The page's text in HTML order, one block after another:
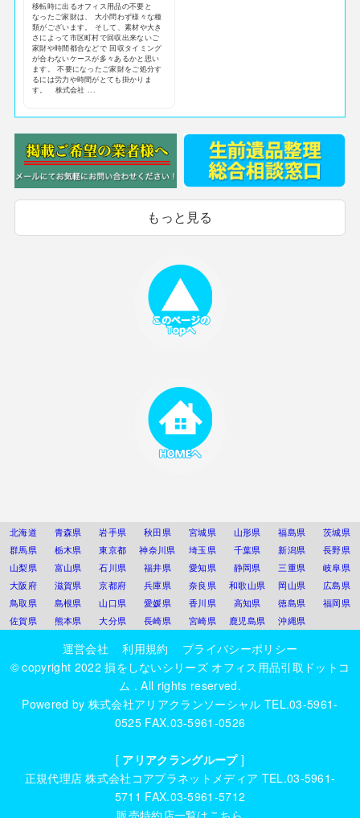
移転時に出るオフィス用品の不要と
なったご家財は、 大小問わず様々な種
類がございます。 そして、素材や大き
さによって市区町村で回収出来ないご
家財や時間都合などで 回収タイミング
が合わないケースが多々あるかと思い
ます。 不要になったご家財をご処分す
るには労力や時間がとても掛かりま
す。 株式会社 ...
もっと見る
北海道 青森県 岩手県 秋田県 宮城県 山形県 福島県
茨城県
群馬県
栃木県 東京都 神奈川県 埼玉県 千葉県 新潟県
長野県
山梨県
富山県 石川県 福井県 愛知県 静岡県 三重県
岐阜県
大阪府
滋賀県 京都府 兵庫県 奈良県 和歌山県 岡山県
広島県
鳥取県
島根県 山口県 愛媛県 香川県 高知県 徳島県
福岡県
佐賀県
熊本県 大分県 長崎県 宮崎県 鹿児島県 沖縄県
運営会社 利用規約
プライバシーポリシー
© copyright 2022損をしないシリーズ オフィス用品引取ドットコ
ム . All rights reserved.
Powered by 株式会社アリアクランソーシャル TEL.03-5961-
0525 FAX.03-5961-0526
[ アリアクラングループ]
正規代理店株式会社コアプラネットメディア TEL.03-5961-
5711 FAX.03-5961-5712
販売特約店一覧はこちら